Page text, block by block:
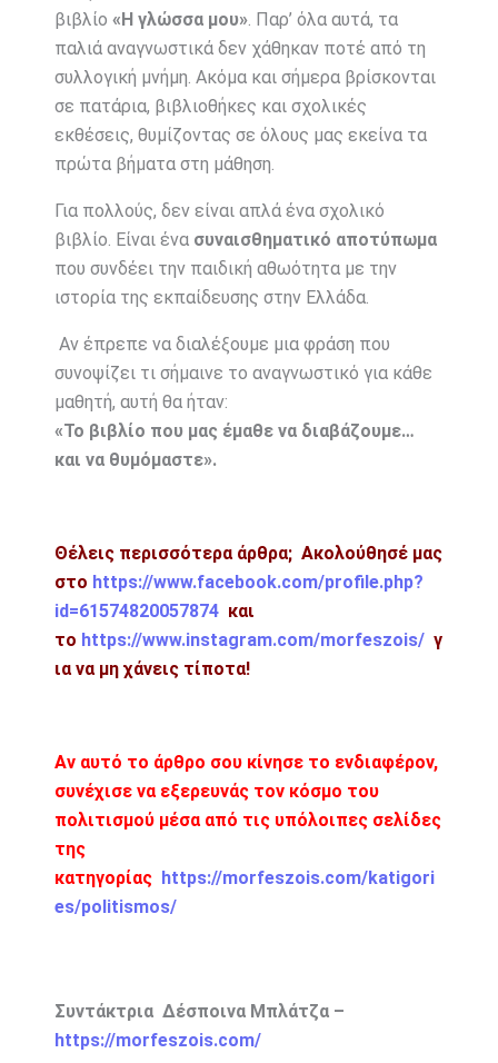
βιβλίο «Η γλώσσα μου». Παρ’ όλα αυτά, τα
παλιά αναγνωστικά δεν χάθηκαν ποτέ από τη
συλλογική μνήμη. Ακόμα και σήμερα βρίσκονται
σε πατάρια, βιβλιοθήκες και σχολικές
εκθέσεις, θυμίζοντας σε όλους μας εκείνα τα
πρώτα βήματα στη μάθηση.
Για πολλούς, δεν είναι απλά ένα σχολικό
βιβλίο. Είναι ένα συναισθηματικό αποτύπωμα
που συνδέει την παιδική αθωότητα με την
ιστορία της εκπαίδευσης στην Ελλάδα.
Αν έπρεπε να διαλέξουμε μια φράση που
συνοψίζει τι σήμαινε το αναγνωστικό για κάθε
μαθητή, αυτή θα ήταν:
«Το βιβλίο που μας έμαθε να διαβάζουμε…
και να θυμόμαστε».
Θέλεις περισσότερα άρθρα; Ακολούθησέ μας
στο https://www.facebook.com/profile.php?
id=61574820057874 και
το https://www.instagram.com/morfeszois/ γ
ια να μη χάνεις τίποτα!
Αν αυτό το άρθρο σου κίνησε το ενδιαφέρον,
συνέχισε να εξερευνάς τον κόσμο του
πολιτισμού μέσα από τις υπόλοιπες σελίδες
της
κατηγορίας https://morfeszois.com/katigori
es/politismos/
Συντάκτρια Δέσποινα Μπλάτζα –
https://morfeszois.com/